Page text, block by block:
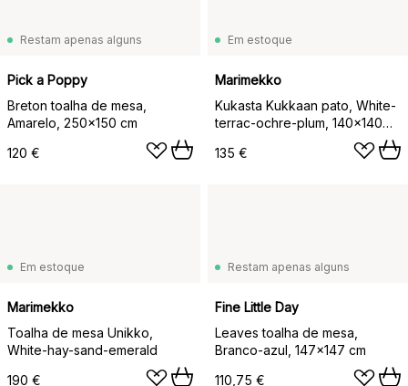
Restam apenas alguns
Pick a Poppy
Breton toalha de mesa,
Amarelo, 250x150 cm
120 €
Em estoque
Marimekko
Kukasta Kukkaan pato, White-
terrac-ochre-plum, 140x140
135 €
Em estoque
Marimekko
Toalha de mesa Unikko,
White-hay-sand-emerald
190 €
Restam apenas alguns
Fine Little Day
Leaves toalha de mesa,
Branco-azul, 147x147 cm
110,75 €